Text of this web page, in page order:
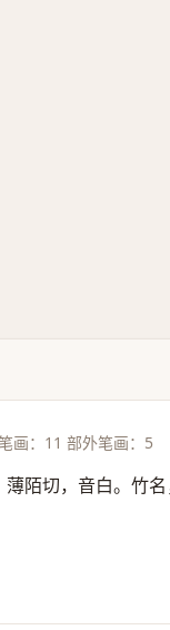
画：11 部外笔画：5
薄陌切，音白。竹